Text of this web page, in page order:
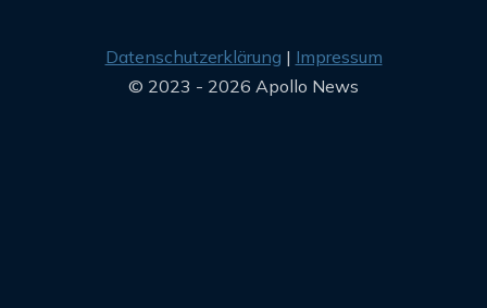
Datenschutzerklärung
Impressum
© 2023 - 2026 Apollo News